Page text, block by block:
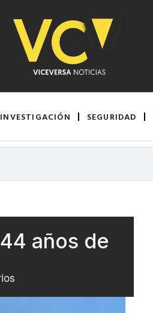
INVESTIGACIÓN SEGURIDAD
años de